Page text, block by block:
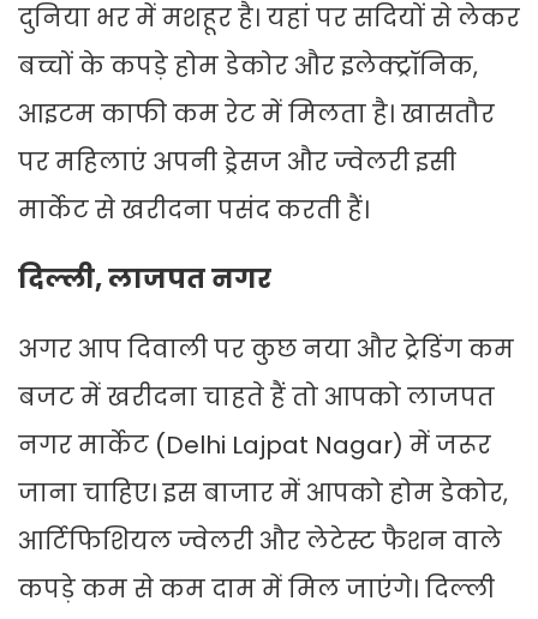
दुनिया भर में मशहूर है। यहां पर सदियों से लेकर
बच्चों के कपड़े होम डेकोर और इलेक्ट्रॉनिक,
आइटम काफी कम रेट में मिलता है। खासतौर
पर महिलाएं अपनी ड्रेसज और ज्वेलरी इसी
मार्केट से खरीदना पसंद करती हैं।
दिल्ली, लाजपत नगर
अगर आप दिवाली पर कुछ नया और ट्रेडिंग कम
बजट में खरीदना चाहते हैं तो आपको लाजपत
नगर मार्केट (Delhi Lajpat Nagar) में जरूर
जाना चाहिए। इस बाजार में आपको होम डेकोर,
आर्टिफिशियल ज्वेलरी और लेटेस्ट फैशन वाले
कपड़े कम से कम दाम में मिल जाएंगे। दिल्ली